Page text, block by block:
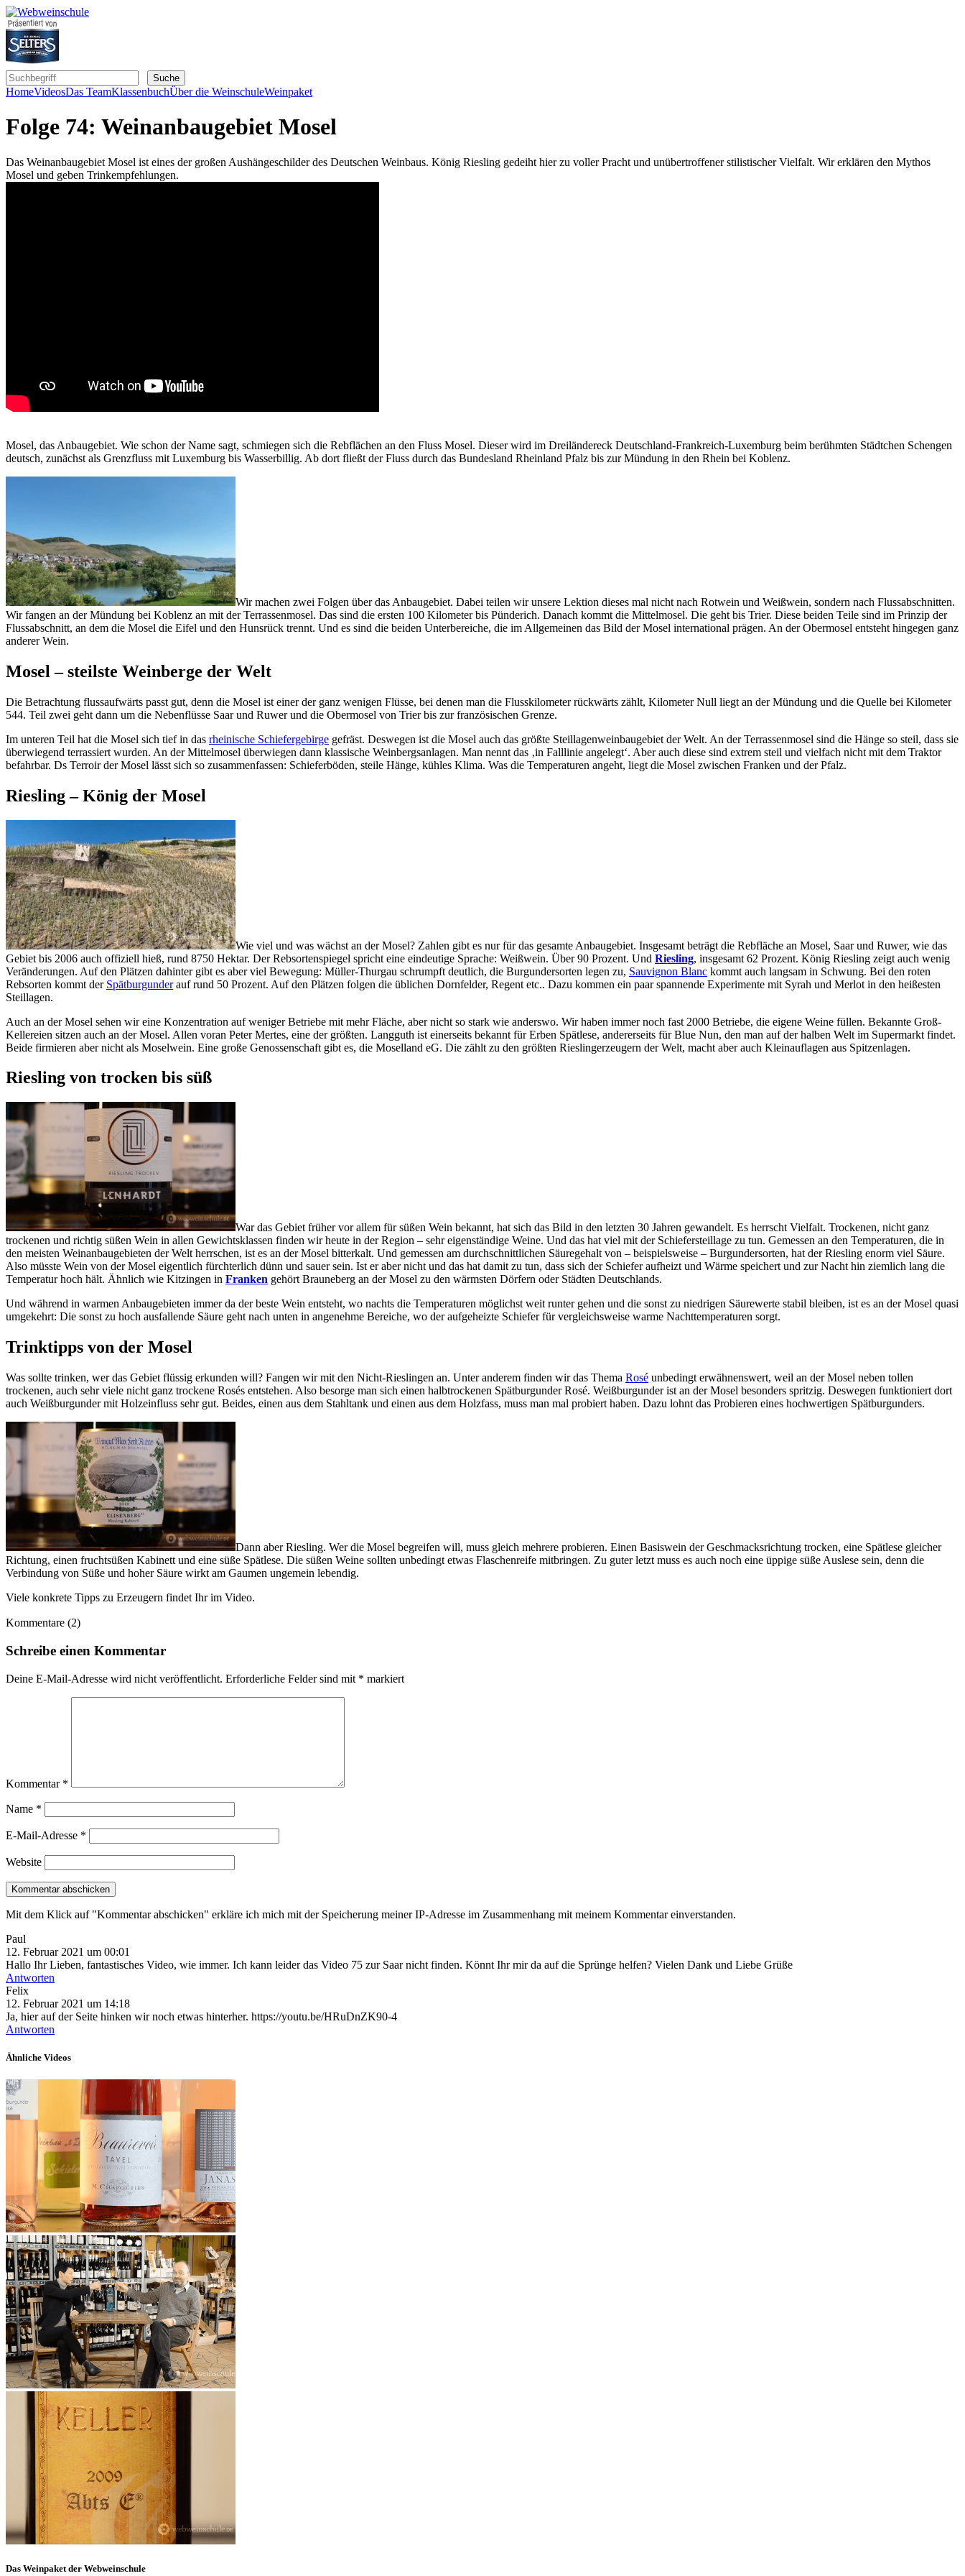
HomeVideosDas TeamKlassenbuchÜber die WeinschuleWeinpaket
Folge 74: Weinanbaugebiet Mosel
Das Weinanbaugebiet Mosel ist eines der großen Aushängeschilder des Deutschen Weinbaus. König Riesling gedeiht hier zu voller Pracht und unübertroffener stilistischer Vielfalt. Wir erklären den Mythos
Mosel und geben Trinkempfehlungen.
Mosel, das Anbaugebiet. Wie schon der Name sagt, schmiegen sich die Rebflächen an den Fluss Mosel. Dieser wird im Dreiländereck Deutschland-Frankreich-Luxemburg beim berühmten Städtchen Schengen
deutsch, zunächst als Grenzfluss mit Luxemburg bis Wasserbillig. Ab dort fließt der Fluss durch das Bundesland Rheinland Pfalz bis zur Mündung in den Rhein bei Koblenz.
Wir machen zwei Folgen über das Anbaugebiet. Dabei teilen wir unsere Lektion dieses mal nicht nach Rotwein und Weißwein, sondern nach Flussabschnitten.
Wir fangen an der Mündung bei Koblenz an mit der Terrassenmosel. Das sind die ersten 100 Kilometer bis Pünderich. Danach kommt die Mittelmosel. Die geht bis Trier. Diese beiden Teile sind im Prinzip der
Flussabschnitt, an dem die Mosel die Eifel und den Hunsrück trennt. Und es sind die beiden Unterbereiche, die im Allgemeinen das Bild der Mosel international prägen. An der Obermosel entsteht hingegen ganz
anderer Wein.
Mosel – steilste Weinberge der Welt
Die Betrachtung flussaufwärts passt gut, denn die Mosel ist einer der ganz wenigen Flüsse, bei denen man die Flusskilometer rückwärts zählt, Kilometer Null liegt an der Mündung und die Quelle bei Kilometer
544. Teil zwei geht dann um die Nebenflüsse Saar und Ruwer und die Obermosel von Trier bis zur französischen Grenze.
Im unteren Teil hat die Mosel sich tief in das rheinische Schiefergebirge gefräst. Deswegen ist die Mosel auch das größte Steillagenweinbaugebiet der Welt. An der Terrassenmosel sind die Hänge so steil, dass sie
überwiegend terrassiert wurden. An der Mittelmosel überwiegen dann klassische Weinbergsanlagen. Man nennt das ‚in Falllinie angelegt‘. Aber auch diese sind extrem steil und vielfach nicht mit dem Traktor
befahrbar. Ds Terroir der Mosel lässt sich so zusammenfassen: Schieferböden, steile Hänge, kühles Klima. Was die Temperaturen angeht, liegt die Mosel zwischen Franken und der Pfalz.
Riesling – König der Mosel
Wie viel und was wächst an der Mosel? Zahlen gibt es nur für das gesamte Anbaugebiet. Insgesamt beträgt die Rebfläche an Mosel, Saar und Ruwer, wie das
Gebiet bis 2006 auch offiziell hieß, rund 8750 Hektar. Der Rebsortenspiegel spricht eine eindeutige Sprache: Weißwein. Über 90 Prozent. Und Riesling, insgesamt 62 Prozent. König Riesling zeigt auch wenig
Veränderungen. Auf den Plätzen dahinter gibt es aber viel Bewegung: Müller-Thurgau schrumpft deutlich, die Burgundersorten legen zu, Sauvignon Blanc kommt auch langsam in Schwung. Bei den roten
Rebsorten kommt der Spätburgunderauf rund 50 Prozent. Auf den Plätzen folgen die üblichen Dornfelder, Regent etc.. Dazu kommen ein paar spannende Experimente mit Syrah und Merlot in den heißesten
Steillagen.
Auch an der Mosel sehen wir eine Konzentration auf weniger Betriebe mit mehr Fläche, aber nicht so stark wie anderswo. Wir haben immer noch fast 2000 Betriebe, die eigene Weine füllen. Bekannte Groß-
Kellereien sitzen auch an der Mosel. Allen voran Peter Mertes, eine der größten. Langguth ist einerseits bekannt für Erben Spätlese, andererseits für Blue Nun, den man auf der halben Welt im Supermarkt findet.
Beide firmieren aber nicht als Moselwein. Eine große Genossenschaft gibt es, die Moselland eG. Die zählt zu den größten Rieslingerzeugern der Welt, macht aber auch Kleinauflagen aus Spitzenlagen.
Riesling von trocken bis süß
War das Gebiet früher vor allem für süßen Wein bekannt, hat sich das Bild in den letzten 30 Jahren gewandelt. Es herrscht Vielfalt. Trockenen, nicht ganz
trockenen und richtig süßen Wein in allen Gewichtsklassen finden wir heute in der Region – sehr eigenständige Weine. Und das hat viel mit der Schiefersteillage zu tun. Gemessen an den Temperaturen, die in
den meisten Weinanbaugebieten der Welt herrschen, ist es an der Mosel bitterkalt. Und gemessen am durchschnittlichen Säuregehalt von – beispielsweise – Burgundersorten, hat der Riesling enorm viel Säure.
Also müsste Wein von der Mosel eigentlich fürchterlich dünn und sauer sein. Ist er aber nicht und das hat damit zu tun, dass sich der Schiefer aufheizt und Wärme speichert und zur Nacht hin ziemlich lang die
Temperatur hoch hält. Ähnlich wie Kitzingen in Franken gehört Brauneberg an der Mosel zu den wärmsten Dörfern oder Städten Deutschlands.
Und während in warmen Anbaugebieten immer da der beste Wein entsteht, wo nachts die Temperaturen möglichst weit runter gehen und die sonst zu niedrigen Säurewerte stabil bleiben, ist es an der Mosel quasi
umgekehrt: Die sonst zu hoch ausfallende Säure geht nach unten in angenehme Bereiche, wo der aufgeheizte Schiefer für vergleichsweise warme Nachttemperaturen sorgt.
Trinktipps von der Mosel
Was sollte trinken, wer das Gebiet flüssig erkunden will? Fangen wir mit den Nicht-Rieslingen an. Unter anderem finden wir das Thema Rosé unbedingt erwähnenswert, weil an der Mosel neben tollen
trockenen, auch sehr viele nicht ganz trockene Rosés entstehen. Also besorge man sich einen halbtrockenen Spätburgunder Rosé. Weißburgunder ist an der Mosel besonders spritzig. Deswegen funktioniert dort
auch Weißburgunder mit Holzeinfluss sehr gut. Beides, einen aus dem Stahltank und einen aus dem Holzfass, muss man mal probiert haben. Dazu lohnt das Probieren eines hochwertigen Spätburgunders.
Dann aber Riesling. Wer die Mosel begreifen will, muss gleich mehrere probieren. Einen Basiswein der Geschmacksrichtung trocken, eine Spätlese gleicher
Richtung, einen fruchtsüßen Kabinett und eine süße Spätlese. Die süßen Weine sollten unbedingt etwas Flaschenreife mitbringen. Zu guter letzt muss es auch noch eine üppige süße Auslese sein, denn die
Verbindung von Süße und hoher Säure wirkt am Gaumen ungemein lebendig.
Viele konkrete Tipps zu Erzeugern findet Ihr im Video.
Kommentare (2)
Schreibe einen Kommentar
Deine E-Mail-Adresse wird nicht veröffentlicht. Erforderliche Felder sind mit * markiert
Kommentar *
Name *
E-Mail-Adresse *
Website
Mit dem Klick auf "Kommentar abschicken" erkläre ich mich mit der Speicherung meiner IP-Adresse im Zusammenhang mit meinem Kommentar einverstanden.
Paul
12. Februar 2021 um 00:01
Hallo Ihr Lieben, fantastisches Video, wie immer. Ich kann leider das Video 75 zur Saar nicht finden. Könnt Ihr mir da auf die Sprünge helfen? Vielen Dank und Liebe Grüße
Antworten
Felix
12. Februar 2021 um 14:18
Ja, hier auf der Seite hinken wir noch etwas hinterher. https://youtu.be/HRuDnZK90-4
Antworten
Ähnliche Videos
Das Weinpaket der Webweinschule